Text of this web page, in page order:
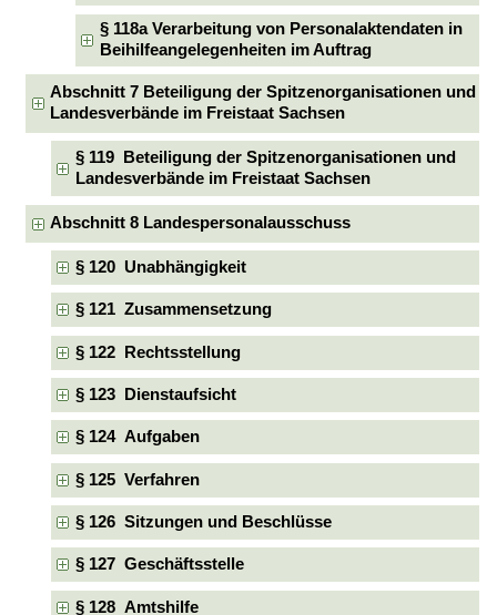
§ 118a Verarbeitung von Personalaktendaten in
Beihilfeangelegenheiten im Auftrag
Abschnitt 7 Beteiligung der Spitzenorganisationen und
Landesverbände im Freistaat Sachsen
§ 119 Beteiligung der Spitzenorganisationen und
Landesverbände im Freistaat Sachsen
Abschnitt 8 Landespersonalausschuss
§ 120 Unabhängigkeit
§ 121 Zusammensetzung
§ 122 Rechtsstellung
§ 123 Dienstaufsicht
§ 124 Aufgaben
§ 125 Verfahren
§ 126 Sitzungen und Beschlüsse
§ 127 Geschäftsstelle
§ 128 Amtshilfe